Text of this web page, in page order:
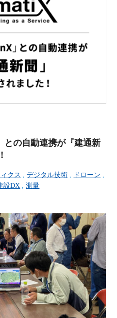
との自動連携が『建通新
クス ,デジタル技術 , ドローン ,
設DX ,測量